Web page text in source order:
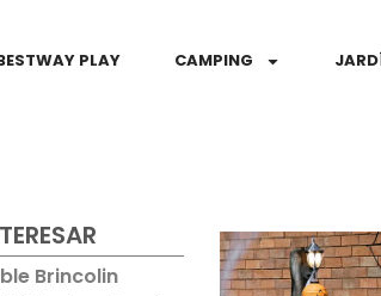
PLAY CAMPING
Brincolin